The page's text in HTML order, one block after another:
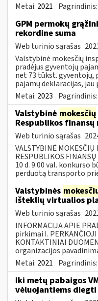
Metai: 2021 Pagrindinis:
GPM permokų
rekordine suma
Web turinio sąrašas
Valstybinė mokesčių
pradėjus gyventojų
net 73 tūkst. gyventojų,
pajamų deklaracijas, jau
Metai: 2023 Pagrindinis:
Valstybinė mokesčių
Respublikos
Web turinio sąrašas
VALSTYBINĖ
RESPUBLIKOS
10 d. 9.00 val. konkurso
perduotą transporto
Valstybinės
išteklių virtualios
Web turinio sąrašas
INFORMACIJA APIE
pirkimai I. PERKANČIOJI
KONTAKTINIAI
organizacijos
Metai: 2021 Pagrindinis:
Iki metų pabaigos
vėluojantiems diegti